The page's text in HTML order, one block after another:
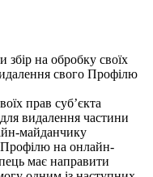
збір на обробку своїх
свого Профілю
прав суб’єкта
видалення частини
майданчику
на онлайн-
має направити